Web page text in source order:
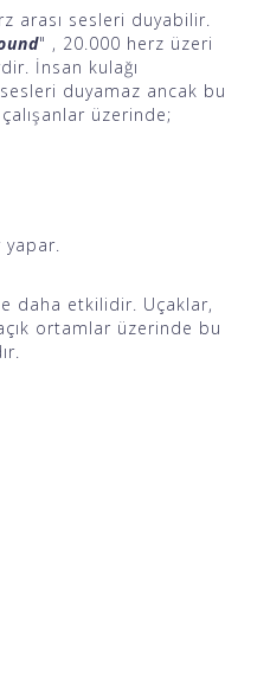
arası sesleri duyabilir.
" , 20.000 herz üzeri
İnsan kulağı
duyamaz ancak bu
üzerinde;
yapar.
daha etkilidir. Uçaklar,
ortamlar üzerinde bu